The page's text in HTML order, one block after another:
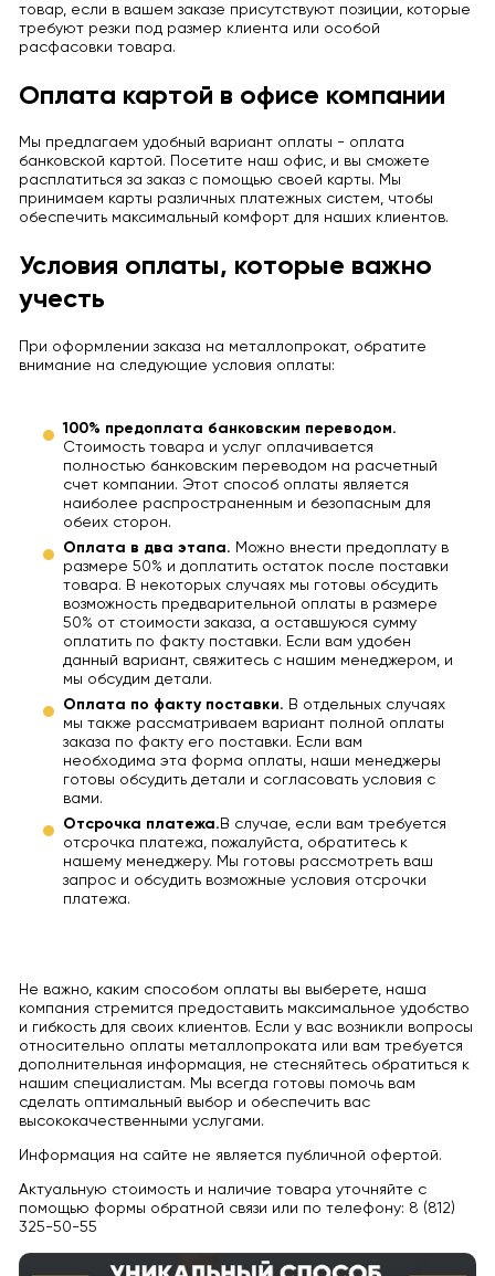
товар, если в вашем заказе присутствуют позиции, которые
требуют резки под размер клиента или особой
расфасовки товара.
Оплата картой в офисе компании
Мы предлагаем удобный вариант оплаты - оплата
банковской картой. Посетите наш офис, и вы сможете
расплатиться за заказ с помощью своей карты. Мы
принимаем карты различных платежных систем, чтобы
обеспечить максимальный комфорт для наших клиентов.
Условия оплаты, которые важно
учесть
При оформлении заказа на металлопрокат, обратите
внимание на следующие условия оплаты:
100% предоплата банковским переводом.
Стоимость товара и услуг оплачивается
полностью банковским переводом на расчетный
счет компании. Этот способ оплаты является
наиболее распространенным и безопасным для
обеих сторон.
Оплата в два этапа. Можно внести предоплату в
размере 50% и доплатить остаток после поставки
товара. В некоторых случаях мы готовы обсудить
возможность предварительной оплаты в размере
50% от стоимости заказа, а оставшуюся сумму
оплатить по факту поставки. Если вам удобен
данный вариант, свяжитесь с нашим менеджером, и
мы обсудим детали.
Оплата по факту поставки. В отдельных случаях
мы также рассматриваем вариант полной оплаты
заказа по факту его поставки. Если вам
необходима эта форма оплаты, наши менеджеры
готовы обсудить детали и согласовать условия с
вами.
Отсрочка платежа. В случае, если вам требуется
отсрочка платежа, пожалуйста, обратитесь к
нашему менеджеру. Мы готовы рассмотреть ваш
запрос и обсудить возможные условия отсрочки
платежа.
Не важно, каким способом оплаты вы выберете, наша
компания стремится предоставить максимальное удобство
и гибкость для своих клиентов. Если у вас возникли вопросы
относительно оплаты металлопроката или вам требуется
дополнительная информация, не стесняйтесь обратиться к
нашим специалистам. Мы всегда готовы помочь вам
сделать оптимальный выбор и обеспечить вас
высококачественными услугами.
Информация на сайте не является публичной офертой.
Актуальную стоимость и наличие товара уточняйте с
помощью формы обратной связи или по телефону: 8 (812)
325-50-55